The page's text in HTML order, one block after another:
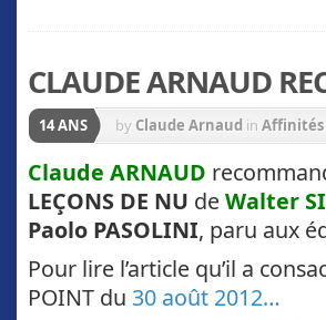
CLAUDE ARNAUD
14 ANS by Claude Arnaud in Affinités
Claude ARNAUD
LEÇONS DE NU deWalter
Paolo PASOLINI, paru aux
Pour lire l’article qu’il a
POINT du 30 août 2012…